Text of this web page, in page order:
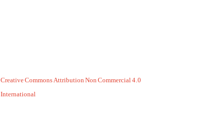
Creative Commons Attribution Non Commercial 4.0
International